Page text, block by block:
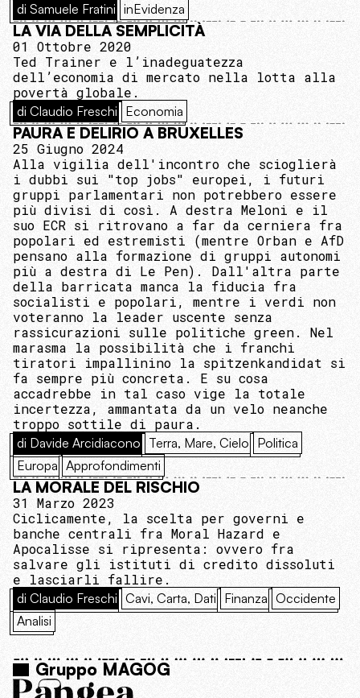
di Samuele Fratini inEvidenza
LA VIA DELLA SEMPLICITÀ
01 Ottobre 2020
Ted Trainer e l’inadeguatezza
dell’economia di mercato nella lotta alla
povertà globale.
di Claudio Freschi Economia
PAURA E DELIRIO A BRUXELLES
25 Giugno 2024
Alla vigilia dell'incontro che scioglierà
i dubbi sui "top jobs" europei, i futuri
gruppi parlamentari non potrebbero essere
più divisi di così. A destra Meloni e il
suo ECR si ritrovano a far da cerniera fra
popolari ed estremisti (mentre Orban e AfD
pensano alla formazione di gruppi autonomi
più a destra di Le Pen). Dall'altra parte
della barricata manca la fiducia fra
socialisti e popolari, mentre i verdi non
voteranno la leader uscente senza
rassicurazioni sulle politiche green. Nel
marasma la possibilità che i franchi
tiratori impallinino la spitzenkandidat si
fa sempre più concreta. E su cosa
accadrebbe in tal caso vige la totale
incertezza, ammantata da un velo neanche
troppo sottile di paura.
di Davide Arcidiacono Terra, Mare, Cielo Politica
Europa Approfondimenti
LA MORALE DEL RISCHIO
31 Marzo 2023
Ciclicamente, la scelta per governi e
banche centrali fra Moral Hazard e
Apocalisse si ripresenta: ovvero fra
salvare gli istituti di credito dissoluti
e lasciarli fallire.
di Claudio Freschi Cavi, Carta, Dati Finanza Occidente
Analisi
Gruppo MAGOG